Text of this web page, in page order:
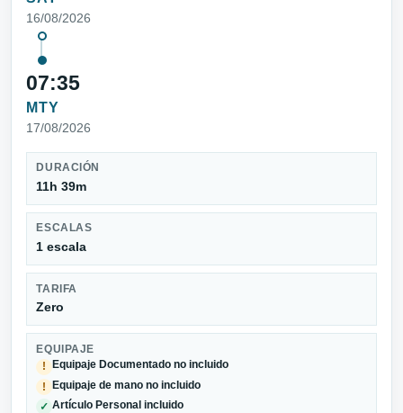
16/08/2026
07:35
MTY
17/08/2026
DURACIÓN
11h 39m
ESCALAS
1 escala
TARIFA
Zero
EQUIPAJE
!
Equipaje Documentado no incluido
! Equipaje de mano no incluido
✓ Artículo Personal incluido